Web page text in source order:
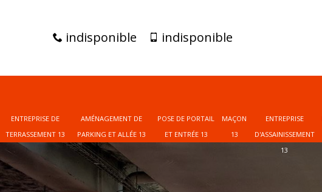
indisponible indisponible
ENTREPRISE DE
TERRASSEMENT 13
AMÉNAGEMENT DE
PARKING ET ALLÉE 13
POSE DE PORTAIL
ET ENTRÉE 13
MAÇON
13
ENTREPRISE
D'ASSAINISSEMENT
13